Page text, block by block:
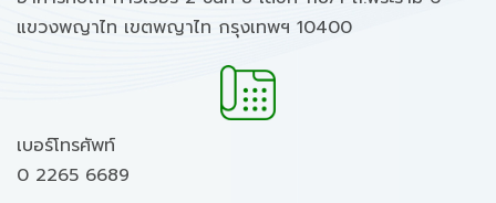
แขวงพญาไท เขตพญาไท กรุงเทพฯ 10400
เบอร์โทรศัพท์
0 2265 6689